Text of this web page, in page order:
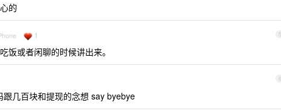
的
5
1
饭或者闲聊的时候讲出来。
6
几百块和提现的念想 say byebye